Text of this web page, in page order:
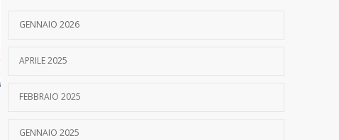
GENNAIO 2026
APRILE 2025
FEBBRAIO 2025
GENNAIO 2025